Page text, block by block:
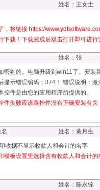
姓名：王女士
将链接 https://
载！下载完成后双击打开即可进行
姓名：张
密狗的。电脑升级到win11了。安装
示错误编码：374！ 错误说明：
件是由您的应用程序所提供的。
件失败应该跟控件没有正确安装有
姓名：黄月生
收据不显示收款人和会计的名字
模板设置里选择含有收款人和会计
姓名：陈永铨